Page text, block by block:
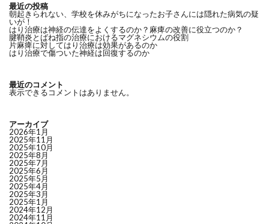
最近の投稿
朝起きられない、学校を休みがちになったお子さんには隠れた病気の疑
いが！
はり治療は神経の伝達をよくするのか？麻痺の改善に役立つのか？
腱鞘炎とばね指の治療におけるマグネシウムの役割
片麻痺に対してはり治療は効果があるのか
はり治療で傷ついた神経は回復するのか
最近のコメント
表示できるコメントはありません。
アーカイブ
2026年1月
2025年11月
2025年10月
2025年8月
2025年7月
2025年6月
2025年5月
2025年4月
2025年3月
2025年1月
2024年12月
2024年11月